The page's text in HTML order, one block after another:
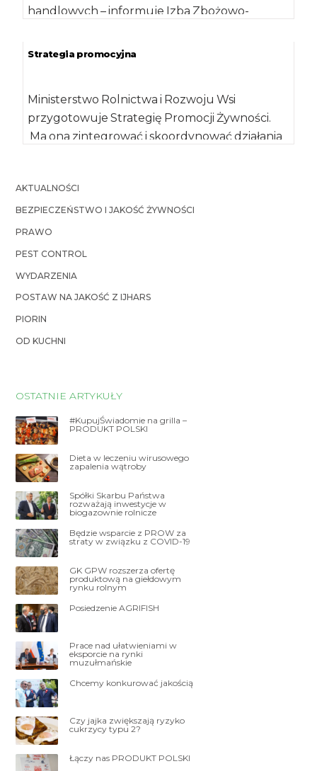
handlowych – informuje Izba Zbożowo-
moment […]
Strategia promocyjna
Ministerstwo Rolnictwa i Rozwoju Wsi
przygotowuje Strategię Promocji Żywności.
Ma ona zintegrować i skoordynować działania
AKTUALNOŚCI
BEZPIECZEŃSTWO I JAKOŚĆ ŻYWNOŚCI
PRAWO
PEST CONTROL
WYDARZENIA
POSTAW NA JAKOŚĆ Z IJHARS
PIORIN
OD KUCHNI
OSTATNIE ARTYKUŁY
#KupujŚwiadomie na grilla –
PRODUKT POLSKI
Dieta w leczeniu wirusowego
zapalenia wątroby
Spółki Skarbu Państwa
rozważają inwestycje w
biogazownie rolnicze
Będzie wsparcie z PROW za
straty w związku z COVID-19
GK GPW rozszerza ofertę
produktową na giełdowym
rynku rolnym
Posiedzenie AGRIFISH
Prace nad ułatwieniami w
eksporcie na rynki
muzułmańskie
Chcemy konkurować jakością
Czy jajka zwiększają ryzyko
cukrzycy typu 2?
Łączy nas PRODUKT POLSKI